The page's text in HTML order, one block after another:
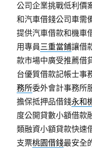
公司企業挑戰低利價
和汽車借錢公司車需
提供汽車借款和機車
用專員三重當鋪讓借
款市場中廣受推薦借
台優質借款記帳士事
務所委外會計事務所
擔保抵押品借錢永和
度公開貸數小額借款
類融資小額貸款快速
支票桃園借錢最安全